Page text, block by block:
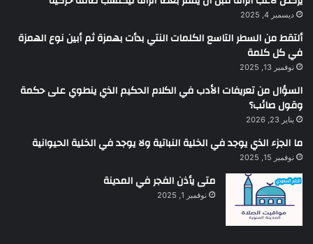
ديسمبر 4, 2025
ألتقط من السطر التاسع الكلمات النتي بدأت بهمزة ثم أبين نوع الهمزة
في كل كلمة
نوفمبر 13, 2025
السؤال من تعريفات الأدب في الكلام الحكيم الذي ينطوي على حكمة
وقول صائب؟
يناير 23, 2026
ما الجزء الذي يوجد في الخلية النباتية ولا يوجد في الخلية الحيوانية
نوفمبر 15, 2025
متى يأذن الفجر في المدينة
نوفمبر 1, 2025